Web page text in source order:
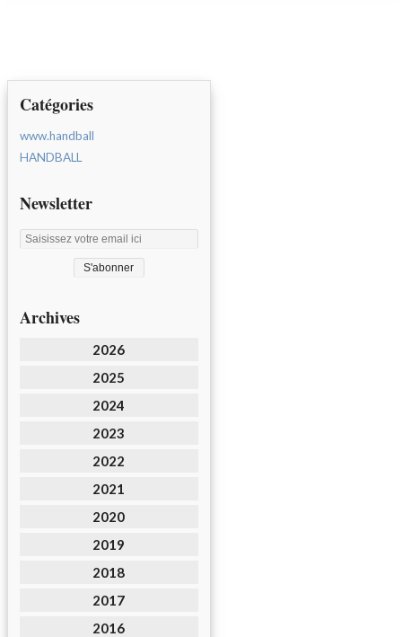
Catégories
www.handball
HANDBALL
Newsletter
Archives
2026
2025
2024
2023
2022
2021
2020
2019
2018
2017
2016